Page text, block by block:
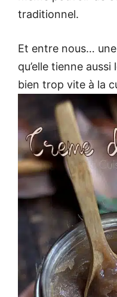
traditionnel.
Et entre nous…
qu’elle tienne
bien trop vite à la